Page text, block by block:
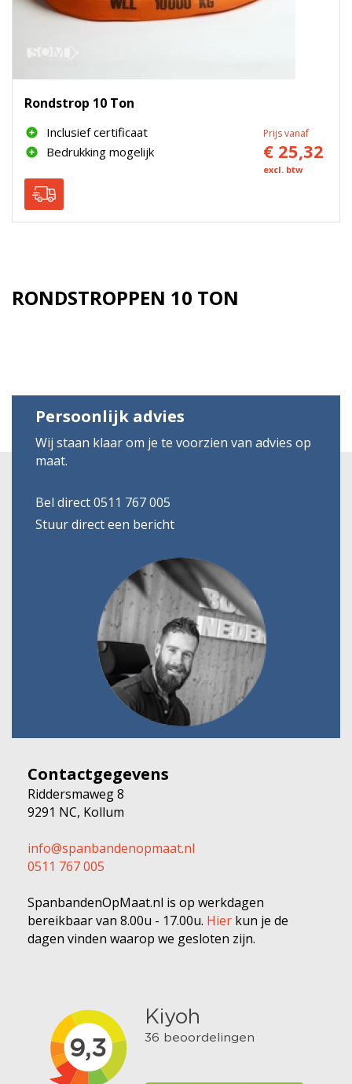
Rondstrop 10 Ton
Prijs vanaf
€ 25,32
excl. btw
Inclusief certificaat
Bedrukking mogelijk
RONDSTROPPEN 10 TON
Persoonlijk advies
Wij staan klaar om je te voorzien van advies op
maat.
Bel direct 0511 767 005
Stuur direct een bericht
Contactgegevens
Riddersmaweg 8
9291 NC, Kollum
info@spanbandenopmaat.nl
0511 767 005
SpanbandenOpMaat.nl is op werkdagen
bereikbaar van 8.00u - 17.00u. Hier kun je de
dagen vinden waarop we gesloten zijn.